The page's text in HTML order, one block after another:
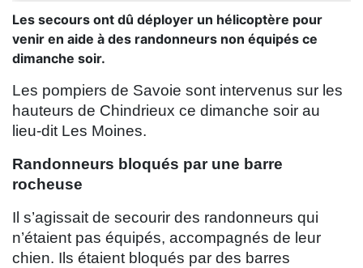
Les secours ont dû déployer un hélicoptère pour
venir en aide à des randonneurs non équipés ce
dimanche soir.
Les pompiers de Savoie sont intervenus sur les
hauteurs de Chindrieux ce dimanche soir au
lieu-dit Les Moines.
Randonneurs bloqués par une barre
rocheuse
Il s’agissait de secourir des randonneurs qui
n’étaient pas équipés, accompagnés de leur
chien. Ils étaient bloqués par des barres